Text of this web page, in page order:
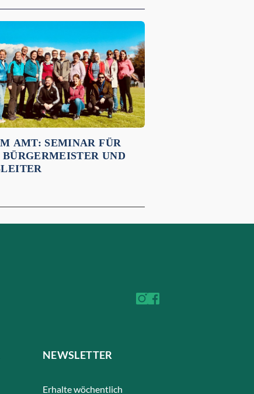
AMT: SEMINAR FÜR
BÜRGERMEISTER UND
NEWSLETTER
Erhalte wöchentlich